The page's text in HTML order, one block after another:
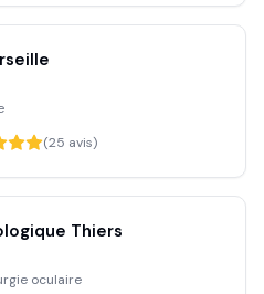
(25 avis)
Thiers
oculaire